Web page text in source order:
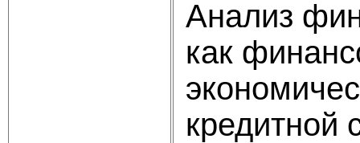
Анализ
как
кредитной